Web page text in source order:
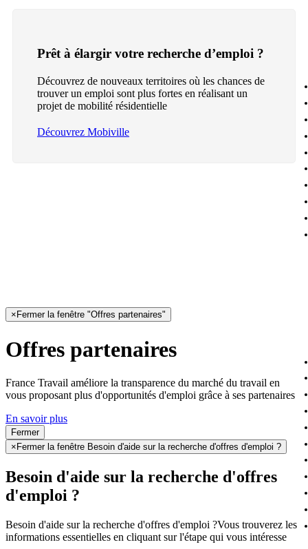
Prêt à élargir votre recherche d’emploi ?
Découvrez de nouveaux territoires où les chances de
trouver un emploi sont plus fortes en réalisant un
projet de mobilité résidentielle
Découvrez Mobiville
× Fermer la fenêtre "Offres partenaires"
Offres partenaires
France Travail améliore la transparence du marché du travail en
vous proposant plus d'opportunités d'emploi grâce à ses partenaires
En savoir plus
Fermer
× Fermer la fenêtre Besoin d'aide sur la recherche d'offres d'emploi ?
Besoin d'aide sur la recherche d'offres
d'emploi ?
Besoin d'aide sur la recherche d'offres d'emploi ?Vous trouverez les
informations essentielles en cliquant sur l'étape qui vous intéresse